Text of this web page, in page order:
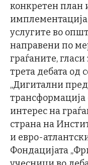
конкретен план
услугите во
направени по
граѓаните,
трета дебата од
„Дигитални
интерес на
страна на
и евро-
Фондацијата